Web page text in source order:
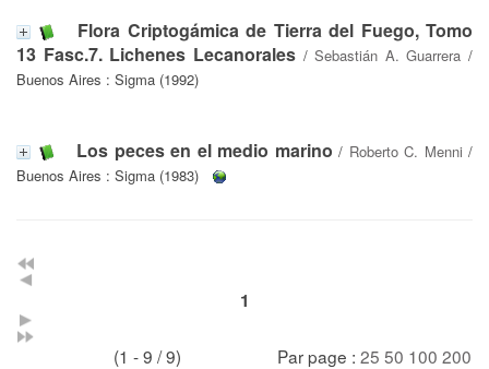
Flora Criptogámica de Tierra del Fuego, Tomo
13 Fasc.7. Lichenes Lecanorales/Sebastián A. Guarrera /
Buenos Aires : Sigma (1992)
Los peces en el medio marino / Roberto C. Menni /
Buenos Aires : Sigma (1983)
1
(1 - 9 / 9) Par page : 25 50 100 200